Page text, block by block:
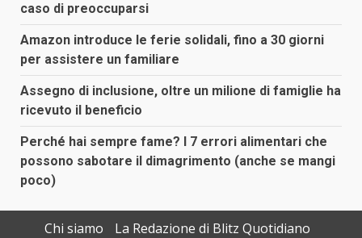
caso di preoccuparsi
Amazon introduce le ferie solidali, fino a 30 giorni
per assistere un familiare
Assegno di inclusione, oltre un milione di famiglie ha
ricevuto il beneficio
Perché hai sempre fame? I 7 errori alimentari che
possono sabotare il dimagrimento (anche se mangi
poco)
Chi siamo La Redazione di Blitz Quotidiano